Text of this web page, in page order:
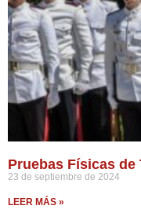
Pruebas Físicas de
23 de septiembre de 2024
LEER MÁS »